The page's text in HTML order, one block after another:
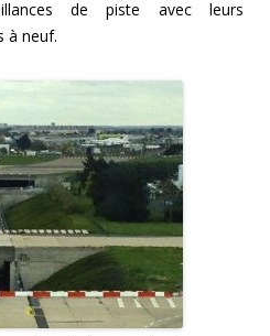
de piste avec leurs
à neuf.